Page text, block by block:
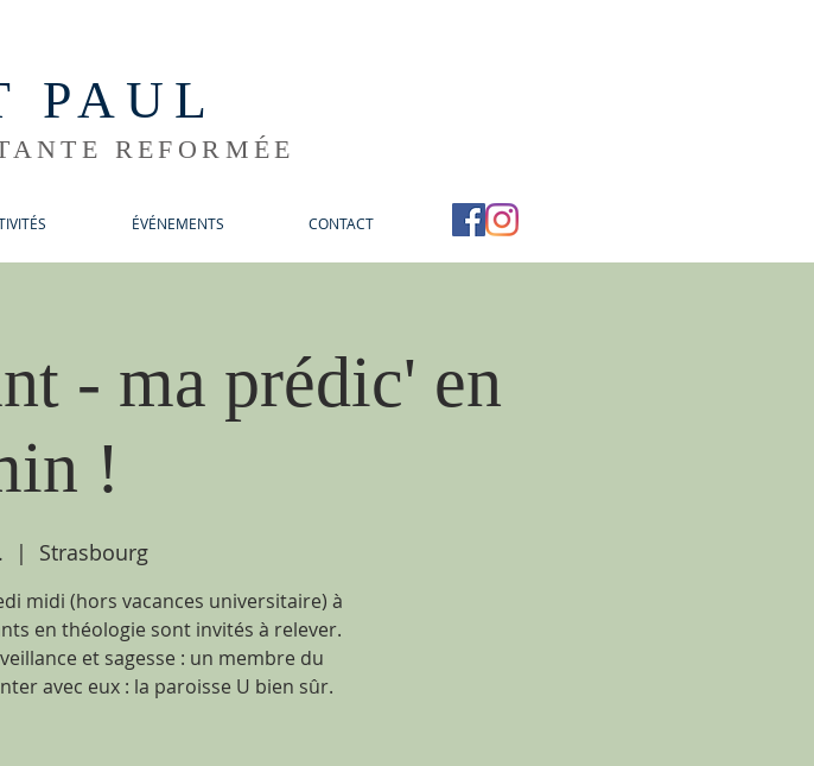
PAUL
REFORMÉE
ÉVÉNEMENTS CONTACT
- ma prédic' en
!
  |
Strasbourg
midi (hors vacances universitaire) à
en théologie sont invités à relever.
et sagesse : un membre du
avec eux : la paroisse U bien sûr.